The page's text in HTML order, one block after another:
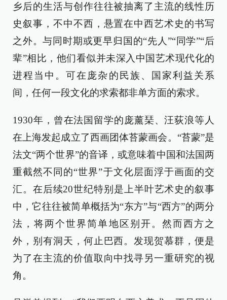
乡后的生活与创作往往被抽离了主流的线性历
史叙事，不中不西，悬置在中西艺术史的书写
之外。与同时期或更早归国的“先人”“同学”“后
辈”相比，他们看似并未深入中国艺术现代化的
进程当中。可在庞杂的民族、国家利益关系
间，任何一段文化的求索都非单方面的索求。
1930年，曾在法国留学的庞薰琹、汪荻浪等人
在上海发起成立了西画团体苔蒙画会。“苔蒙”是
法文“两个世界”的音译，或意味着中国和法国两
重截然不同的“世界”于文化层面浮于画面的交
汇。在后续20世纪特别是上半叶艺术史的叙事
中，它往往被简单概括为“东方”与“西方”的两分
法，将两个世界简单地区别开。然而西方之
外，别有洞天，何止巴西。发现贺慕群，便是
为了在主流的价值取向中找寻另一重研究的视
角。